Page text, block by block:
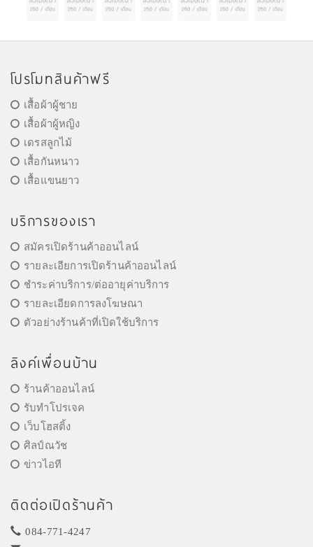
โปรโมทสินค้าฟรี
เสื้อผ้าผู้ชาย
เสื้อผ้าผู้หญิง
เดรสลูกไม้
เสื้อกันหนาว
เสื้อแขนยาว
บริการของเรา
สมัครเปิดร้านค้าออนไลน์
รายละเอียการเปิดร้านค้าออนไลน์
ชำระค่าบริการ/ต่ออายุค่าบริการ
รายละเอียดการลงโฆษณา
ตัวอย่างร้านค้าที่เปิดใช้บริการ
ลิงค์เพื่อนบ้าน
ร้านค้าออนไลน์
รับทำโปรเจค
เว็บโฮสติ้ง
ศิลป์ณวัช
ข่าวไอที
ติดต่อเปิดร้านค้า
084-771-4247